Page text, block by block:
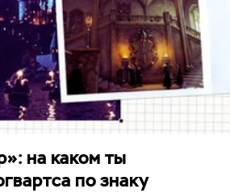
на каком ты
по знаку